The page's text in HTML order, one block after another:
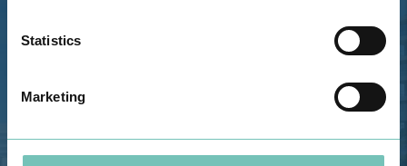
Statistics
Marketing
Email: info@grupohpa.com